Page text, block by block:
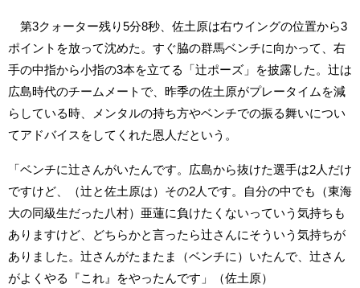
第3クォーター残り5分8秒、佐土原は右ウイングの位置から3
ポイントを放って沈めた。すぐ脇の群馬ベンチに向かって、右
手の中指から小指の3本を立てる「辻ポーズ」を披露した。辻は
広島時代のチームメートで、昨季の佐土原がプレータイムを減
らしている時、メンタルの持ち方やベンチでの振る舞いについ
てアドバイスをしてくれた恩人だという。
「ベンチに辻さんがいたんです。広島から抜けた選手は2人だけ
ですけど、（辻と佐土原は）その2人です。自分の中でも（東海
大の同級生だった八村）亜蓮に負けたくないっていう気持ちも
ありますけど、どちらかと言ったら辻さんにそういう気持ちが
ありました。辻さんがたまたま（ベンチに）いたんで、辻さん
がよくやる『これ』をやったんです」（佐土原）